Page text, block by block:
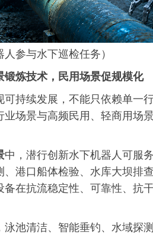
人参与水下巡检任务）
锻炼技术，民用场景促规模化
可持续发展，不能只依赖单一
业场景与高频民用、轻商用场
中，潜行创新水下机器人可服
、港口船体检验、水库大坝排
备在抗流稳定性、可靠性、抗
泳池清洁、智能垂钓、水域探